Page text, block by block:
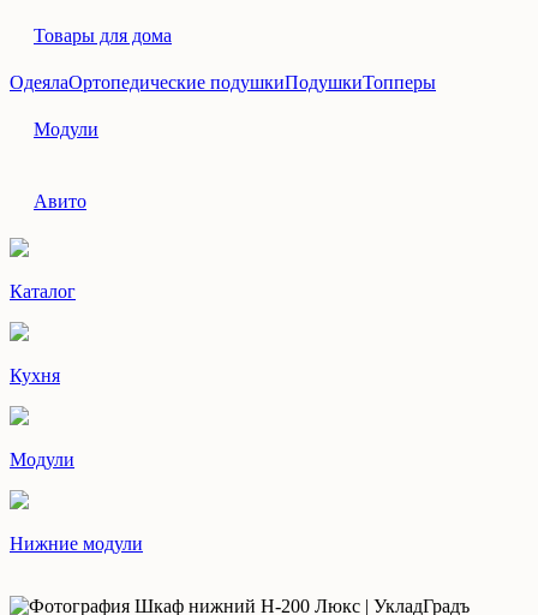
Товары для дома
ОдеялаОртопедические подушкиПодушкиТопперы
Модули
Авито
Каталог
Кухня
Модули
Нижние модули